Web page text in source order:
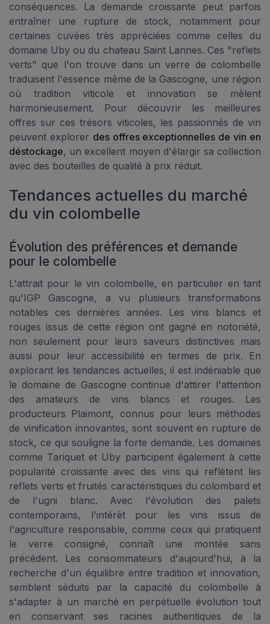
conséquences. La demande croissante peut parfois
entraîner une rupture de stock, notamment pour
certaines cuvées très appréciées comme celles du
domaine Uby ou du chateau Saint Lannes. Ces "reflets
verts" que l'on trouve dans un verre de colombelle
traduisent l'essence même de la Gascogne, une région
où tradition viticole et innovation se mêlent
harmonieusement. Pour découvrir les meilleures
offres sur ces trésors viticoles, les passionnés de vin
peuvent explorer des offres exceptionnelles de vin en
déstockage, un excellent moyen d'élargir sa collection
avec des bouteilles de qualité à prix réduit.
Tendances actuelles du marché
du vin colombelle
Évolution des préférences et demande
pour le colombelle
L'attrait pour le vin colombelle, en particulier en tant
qu'IGP Gascogne, a vu plusieurs transformations
notables ces dernières années. Les vins blancs et
rouges issus de cette région ont gagné en notoriété,
non seulement pour leurs saveurs distinctives mais
aussi pour leur accessibilité en termes de prix. En
explorant les tendances actuelles, il est indéniable que
le domaine de Gascogne continue d'attirer l'attention
des amateurs de vins blancs et rouges. Les
producteurs Plaimont, connus pour leurs méthodes
de vinification innovantes, sont souvent en rupture de
stock, ce qui souligne la forte demande. Les domaines
comme Tariquet et Uby participent également à cette
popularité croissante avec des vins qui reflètent les
reflets verts et fruités caractéristiques du colombard et
de l'ugni blanc. Avec l'évolution des palets
contemporains, l'intérêt pour les vins issus de
l'agriculture responsable, comme ceux qui pratiquent
le verre consigné, connaît une montée sans
précédent. Les consommateurs d'aujourd'hui, à la
recherche d'un équilibre entre tradition et innovation,
semblent séduits par la capacité du colombelle à
s'adapter à un marché en perpétuelle évolution tout
en conservant ses racines authentiques de la